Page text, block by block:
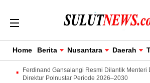
Home Berita Nusantara Daerah
Ferdinand Gansalangi Resmi Dilantik Menteri
Direktur Polnustar Periode 2026–2030